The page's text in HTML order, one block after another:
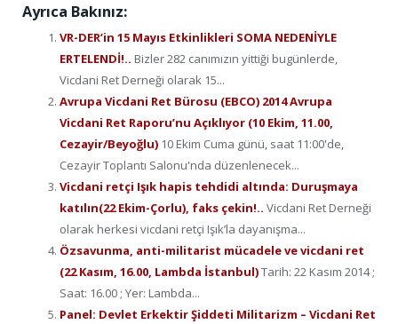
Ayrıca Bakınız:
VR-DER’in 15 Mayıs Etkinlikleri SOMA NEDENİYLE
ERTELENDİ!.. Bizler 282 canımızın yittiği bugünlerde,
Vicdani Ret Derneği olarak 15...
Avrupa Vicdani Ret Bürosu (EBCO) 2014 Avrupa
Vicdani Ret Raporu’nu Açıklıyor (10 Ekim, 11.00,
Cezayir/Beyoğlu) 10 Ekim Cuma günü, saat 11:00'de,
Cezayir Toplantı Salonu'nda düzenlenecek...
Vicdani retçi Işık hapis tehdidi altında: Duruşmaya
katılın(22 Ekim-Çorlu), faks çekin!.. Vicdani Ret Derneği
olarak herkesi vicdani retçi Işık’la dayanışma...
Özsavunma, anti-militarist mücadele ve vicdani ret
(22 Kasım, 16.00, Lambda İstanbul)Tarih: 22 Kasım 2014 ;
Saat: 16.00 ; Yer: Lambda...
Panel: Devlet Erkektir Şiddeti Militarizm – Vicdani Ret